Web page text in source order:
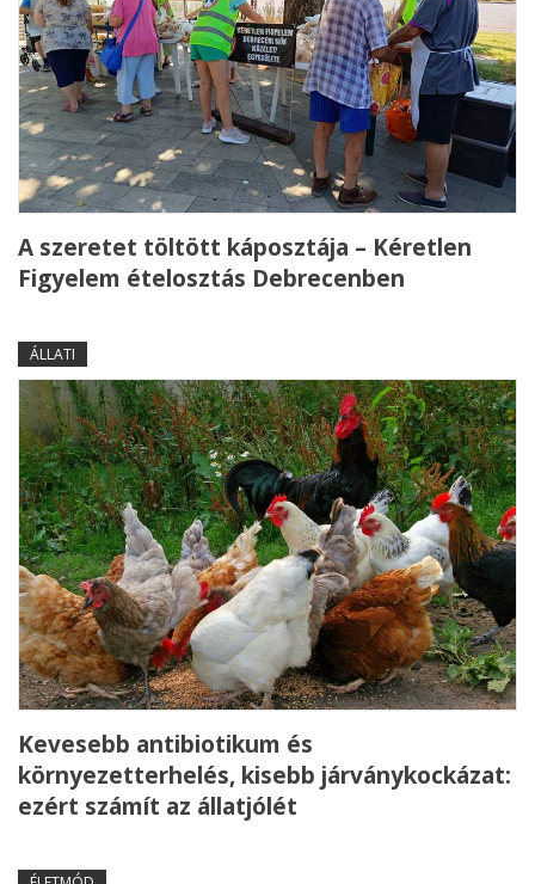
A szeretet töltött káposztája – Kéretlen
Figyelem ételosztás Debrecenben
ÁLLATI
Kevesebb antibiotikum és
környezetterhelés, kisebb járványkockázat:
ezért számít az állatjólét